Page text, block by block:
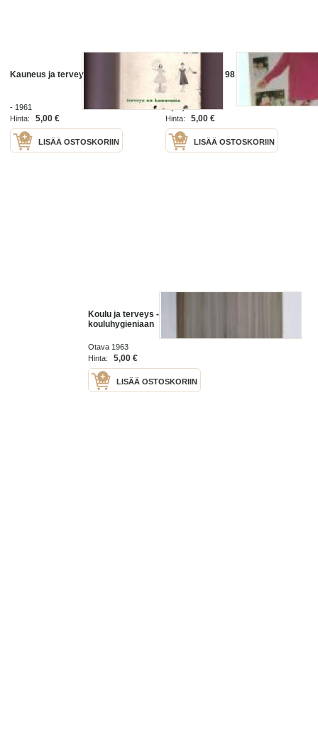
Kauneus ja terveys 5 b
- 1961
Hinta:
5,00 €
LISÄÄ OSTOSKORIIN
Terveys Vuosi 98
Hymy 1998
Hinta:
5,00 €
LISÄÄ OSTOSKORIIN
Koulu ja terveys - johdatusta
kouluhygieniaan
Otava 1963
Hinta:
5,00 €
LISÄÄ OSTOSKORIIN